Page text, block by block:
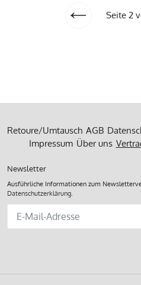
VorherigeSeite 2
Retoure/Umtausch AGB
Impressum Über uns
Newsletter
Ausführliche Informationen zum
Datenschutzerklärung.
unsere